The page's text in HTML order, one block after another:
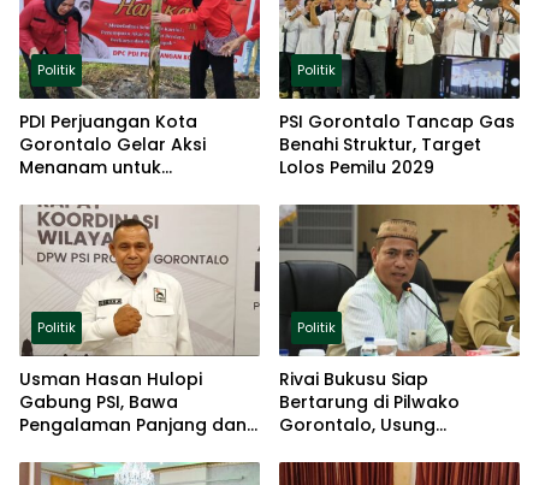
Politik
PDI Perjuangan Kota
Gorontalo Gelar Aksi
Menanam untuk
Politik
PSI Gorontalo Tancap Gas
Benahi Struktur, Target
Lolos Pemilu 2029
Politik
Usman Hasan Hulopi
Gabung PSI, Bawa
Pengalaman Panjang dan
Politik
Rivai Bukusu Siap
Bertarung di Pilwako
Gorontalo, Usung
Politik